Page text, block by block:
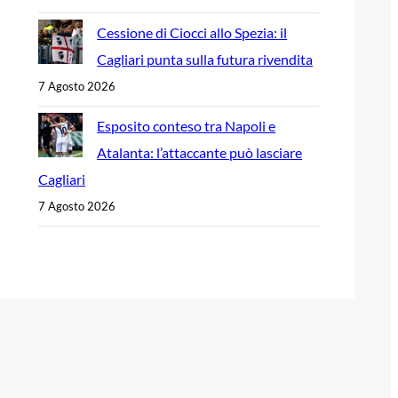
Cessione di Ciocci allo Spezia: il
Cagliari punta sulla futura rivendita
7 Agosto 2026
Esposito conteso tra Napoli e
Atalanta: l’attaccante può lasciare
Cagliari
7 Agosto 2026